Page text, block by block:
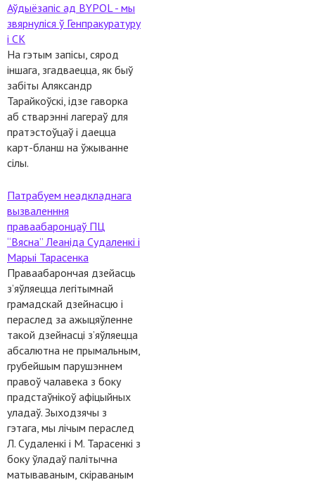
Аўдыёзапіс ад BYPOL - мы
звярнуліся ў Генпракуратуру
і СК
На гэтым запісы, сярод
іншага, згадваецца, як быў
забіты Аляксандр
Тарайкоўскі, ідзе гаворка
аб стварэнні лагераў для
пратэстоўцаў і даецца
карт-бланш на ўжыванне
сілы.
Патрабуем неадкладнага
вызваленння
праваабаронцаў ПЦ
“Вясна” Леаніда Судаленкі і
Марыі Тарасенка
Праваабарончая дзейасць
з’яўляецца легітымнай
грамадскай дзейнасцю і
пераслед за ажыцяўленне
такой дзейнасці з’яўляецца
абсалютна не прымальным,
грубейшым парушэннем
правоў чалавека з боку
прадстаўнікоў афіцыйных
уладаў. Зыходзячы з
гэтага, мы лічым пераслед
Л. Судаленкі і М. Тарасенкі з
боку ўладаў палітычна
матываваным, скіраваным